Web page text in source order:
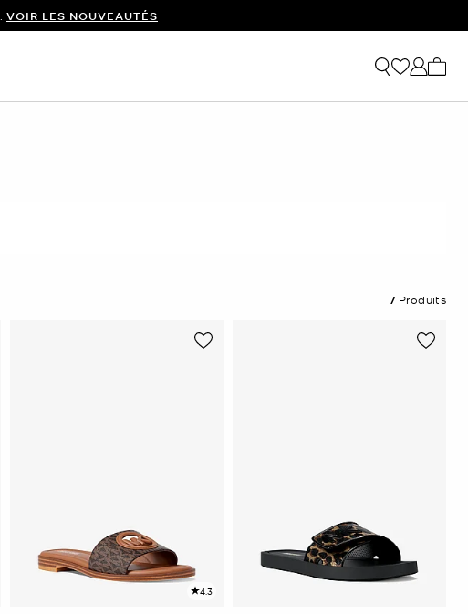
VOIR LES NOUVEAUTÉS
7 Produits
4.3